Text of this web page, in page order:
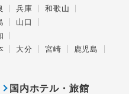
兵庫
和歌山
山口
大分 宮崎
鹿児島
国内ホテル・旅館